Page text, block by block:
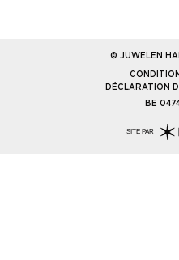
© JUWELEN
DÉCLARATION
BE
SITE PAR